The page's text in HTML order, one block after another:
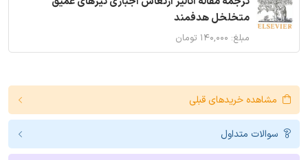
متخلخل هدفمند
مبلغ: ۱۴۰,۰۰۰ تومان
مشاهده خریدهای قبلی
سوالات متداول